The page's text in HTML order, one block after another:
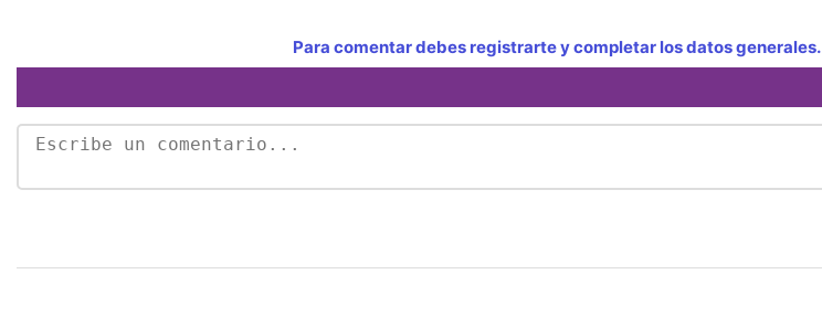
Para comentar debes registrarte y completar los datos generales.